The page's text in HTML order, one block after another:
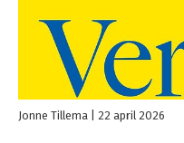
Jonne Tillema 22 april 2026